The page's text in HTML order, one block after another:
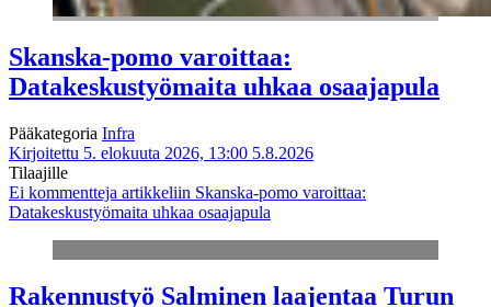
Skanska-pomo varoittaa:
Datakeskustyömaita uhkaa osaajapula
Pääkategoria Infra
Kirjoitettu 5. elokuuta 2026, 13:00 5.8.2026
Tilaajille
Ei kommentteja artikkeliin Skanska-pomo varoittaa:
Datakeskustyömaita uhkaa osaajapula
Rakennustyö Salminen laajentaa Turun